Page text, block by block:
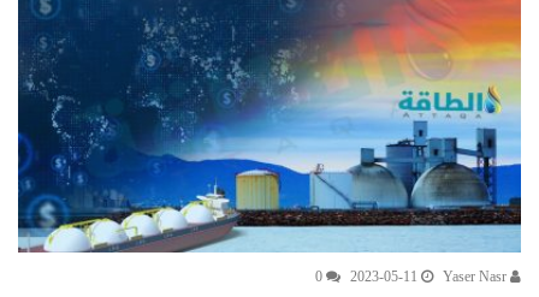
2023-05-11
0